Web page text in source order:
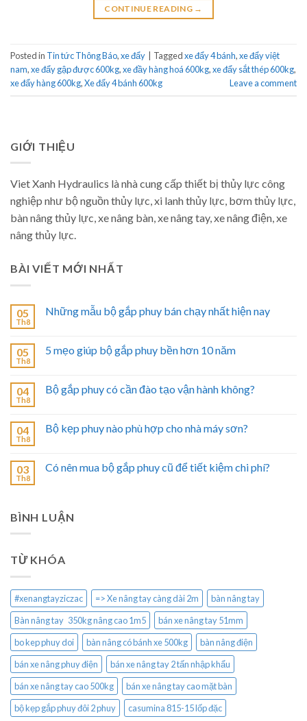
CONTINUE READING →
Posted in Tin tức Thông Báo,xe đẩy Taggedxe đẩy 4 bánh,xe đẩy việt
nam,xe đẩy gập được 600kg,xe đầy hàng hoá 600kg,xe đẩy sắt thép 600kg,
xe đẩy hàng 600kg,Xe đẩy 4 bánh 600kg Leave a comment
GIỚI THIỆU
Viet Xanh Hydraulics là nhà cung cấp thiết bị thủy lực công
nghiệp như bộ nguồn thủy lực, xi lanh thủy lực, bơm thủy lực,
bàn nâng thủy lực, xe nâng bàn, xe nâng tay, xe nâng điện, xe
nâng thủy lực.
BÀI VIẾT MỚI NHẤT
05
Th8
Những mẫu bộ gắp phuy bán chạy nhất hiện nay
05
Th8
5 mẹo giúp bộ gắp phuy bền hơn 10 năm
04
Th8
Bộ gắp phuy có cần đào tạo vận hành không?
04
Th8
Bộ kẹp phuy nào phù hợp cho nhà máy sơn?
03
Th8
Có nên mua bộ gắp phuy cũ để tiết kiệm chi phí?
BÌNH LUẬN
TỪ KHÓA
#xenangtayziczac => Xe nâng tay càng dài 2m
bàn nâng tay
Bàn nâng tay 350kg nâng cao 1m5
bán xe nâng tay 51mm
bo kep phuy doi
bàn nâng có bánh xe 500kg
bàn nâng điện
bán xe nâng phuy điện
bán xe nâng tay 2 tấn nhập khẩu
bán xe nâng tay cao 500kg
bán xe nâng tay cao mặt bàn
bộ kẹp gắp phuy đôi 2 phuy
casumina 815-15 lốp đặc